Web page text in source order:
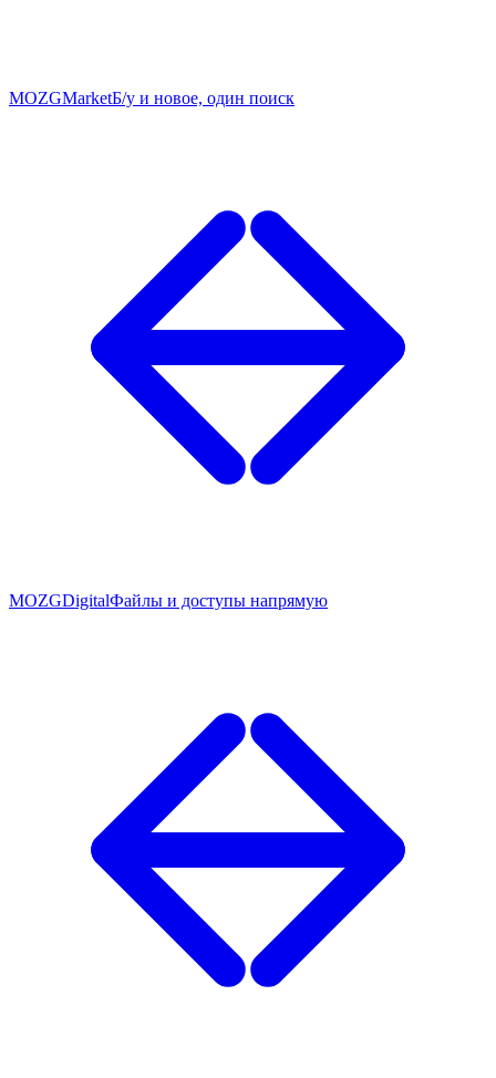
MOZGMarketБ/у и новое, один поиск
MOZGDigitalФайлы и доступы напрямую